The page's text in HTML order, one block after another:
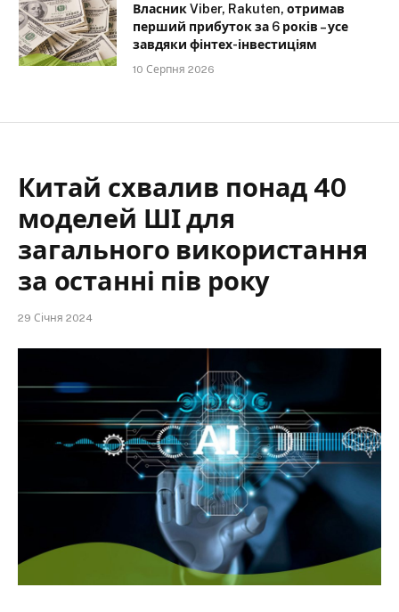
Власник Viber, Rakuten, отримав
перший прибуток за 6 років – усе
завдяки фінтех-інвестиціям
10 Серпня 2026
Китай схвалив понад 40
моделей ШІ для
загального використання
за останні пів року
29 Січня 2024